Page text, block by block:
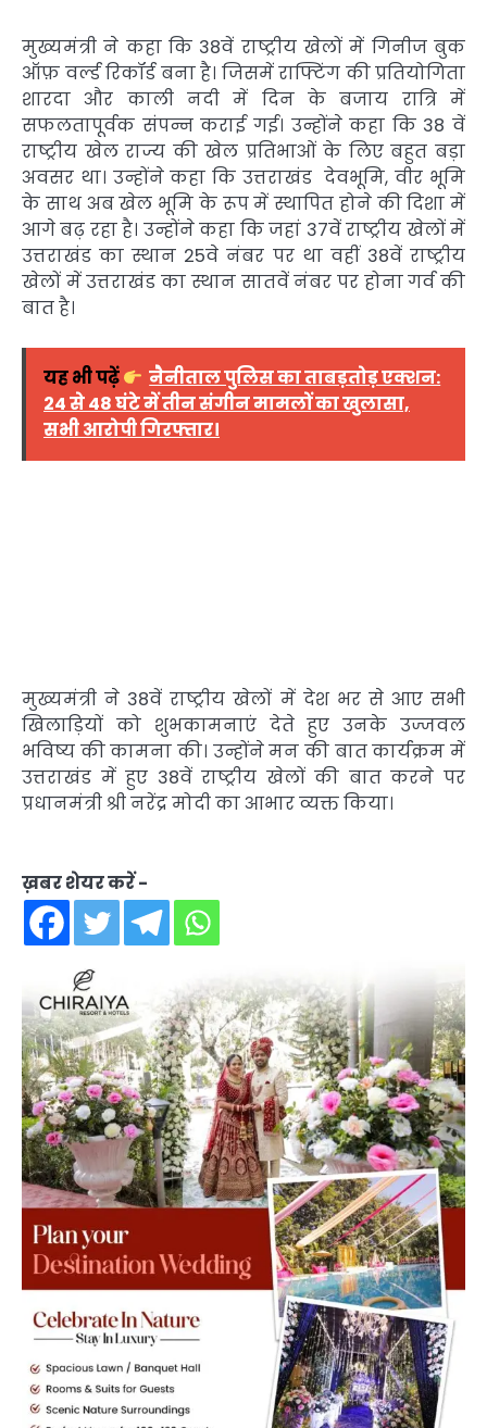
मुख्यमंत्री ने कहा कि 38वें राष्ट्रीय खेलों में गिनीज बुक
ऑफ़ वर्ल्ड रिकॉर्ड बना है। जिसमें राफ्टिंग की प्रतियोगिता
शारदा और काली नदी में दिन के बजाय रात्रि में
सफलतापूर्वक संपन्न कराई गई। उन्होंने कहा कि 38 वें
राष्ट्रीय खेल राज्य की खेल प्रतिभाओं के लिए बहुत बड़ा
अवसर था। उन्होंने कहा कि उत्तराखंड देवभूमि, वीर भूमि
के साथ अब खेल भूमि के रूप में स्थापित होने की दिशा में
आगे बढ़ रहा है। उन्होंने कहा कि जहां 37वें राष्ट्रीय खेलों में
उत्तराखंड का स्थान 25वे नंबर पर था वहीं 38वें राष्ट्रीय
खेलों में उत्तराखंड का स्थान सातवें नंबर पर होना गर्व की
बात है।
यह भी पढ़ें
नैनीताल पुलिस का ताबड़तोड़ एक्शन:
24 से 48 घंटे में तीन संगीन मामलों का खुलासा,
सभी आरोपी गिरफ्तार।
मुख्यमंत्री ने 38वें राष्ट्रीय खेलों में देश भर से आए सभी
खिलाड़ियों को शुभकामनाएं देते हुए उनके उज्जवल
भविष्य की कामना की। उन्होंने मन की बात कार्यक्रम में
उत्तराखंड में हुए 38वें राष्ट्रीय खेलों की बात करने पर
प्रधानमंत्री श्री नरेंद्र मोदी का आभार व्यक्त किया।
ख़बर शेयर करें -